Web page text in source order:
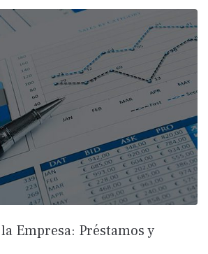
Empresa: Préstamos y